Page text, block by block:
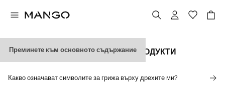
Преминете към основното съдържание
ИНФОРМАЦИЯ ЗА РАЗМЕРИ И ПРОДУКТИ
Какво означават символите за грижа върху дрехите ми?